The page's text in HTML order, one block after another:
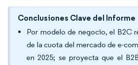
Conclusiones Clave del Informe
Por modelo de negocio, el B2C
de la cuota del mercado de e-
en 2025; se proyecta que el